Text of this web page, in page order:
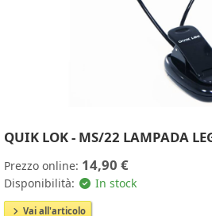
QUIK LOK - MS/22 LAMPADA
Prezzo online: 14,90 €
Disponibilità: In stock
Vai all'articolo